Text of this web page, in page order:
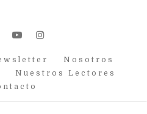
youtubeinstagram
Nosotros
Nuestros Lectores